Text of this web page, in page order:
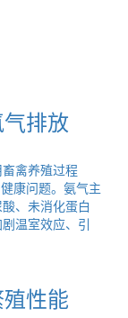
排放
禽养殖过程
康问题。氨气主
、未消化蛋白
温室效应、引
性能